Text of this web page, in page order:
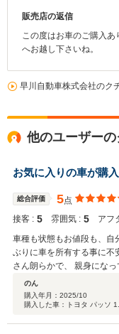
販売店の返信
この度はお車のご購入あ
へお越し下さいね。
早川自動車株式会社のク
他のユーザーの
お気に入りの車が購
総合評価 5点
接客 : 5 雰囲気 : 5 アフ
車種も状態もお値段も、自
ぶりに車を所有する事に不
さん朗らかで、 親身にな
た。 これからメンテナン
のん
購入年月： 2025/10
購入した車：トヨタ パッソ